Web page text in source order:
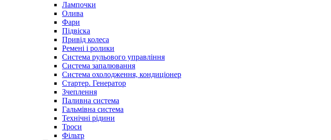
Лампочки
Олива
Фари
Підвіска
Привід колеса
Ремені і ролики
Система рульового управління
Система запалювання
Система охолодження, кондиціонер
Стартер. Генератор
Зчеплення
Паливна система
Гальмівна система
Технічні рідини
Троси
Фільтр